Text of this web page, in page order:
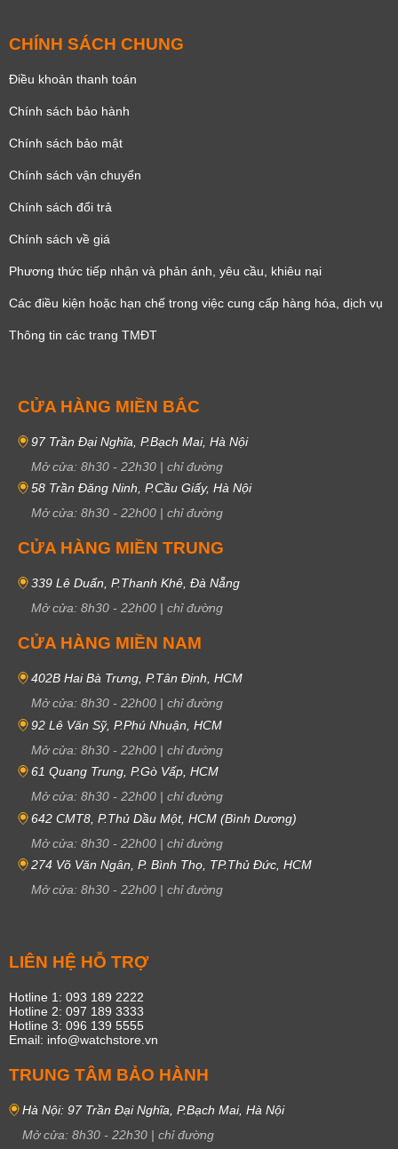
CHÍNH SÁCH CHUNG
Điều khoản thanh toán
Chính sách bảo hành
Chính sách bảo mật
Chính sách vận chuyển
Chính sách đổi trả
Chính sách về giá
Phương thức tiếp nhận và phản ánh, yêu cầu, khiêu nại
Các điều kiện hoặc hạn chế trong việc cung cấp hàng hóa, dịch vụ
Thông tin các trang TMĐT
CỬA HÀNG MIỀN BẮC
97 Trần Đại Nghĩa, P.Bạch Mai, Hà Nội
Mở cửa: 8h30 - 22h30 | chỉ đường
58 Trần Đăng Ninh, P.Cầu Giấy, Hà Nội
Mở cửa: 8h30 - 22h00 | chỉ đường
CỬA HÀNG MIỀN TRUNG
339 Lê Duẩn, P.Thanh Khê, Đà Nẵng
Mở cửa: 8h30 - 22h00 | chỉ đường
CỬA HÀNG MIỀN NAM
402B Hai Bà Trưng, P.Tân Định, HCM
Mở cửa: 8h30 - 22h00 | chỉ đường
92 Lê Văn Sỹ, P.Phú Nhuận, HCM
Mở cửa: 8h30 - 22h00 | chỉ đường
61 Quang Trung, P.Gò Vấp, HCM
Mở cửa: 8h30 - 22h00 | chỉ đường
642 CMT8, P.Thủ Dầu Một, HCM (Bình Dương)
Mở cửa: 8h30 - 22h00 | chỉ đường
274 Võ Văn Ngân, P. Bình Thọ, TP.Thủ Đức, HCM
Mở cửa: 8h30 - 22h00 | chỉ đường
LIÊN HỆ HỖ TRỢ
Hotline 1: 093 189 2222
Hotline 2: 097 189 3333
Hotline 3: 096 139 5555
Email: info@watchstore.vn
TRUNG TÂM BẢO HÀNH
Hà Nội: 97 Trần Đại Nghĩa, P.Bạch Mai, Hà Nội
Mở cửa: 8h30 - 22h30 | chỉ đường